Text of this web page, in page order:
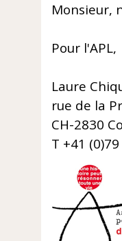
Monsieur,
Pour l'APL,
Laure
rue de la
CH-2830
T +41